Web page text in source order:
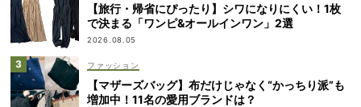
【旅行・帰省にぴったり】シワになりにくい！1枚
で決まる「ワンピ&オールインワン」2選
2026.08.05
ファッション
【マザーズバッグ】布だけじゃなく“かっちり派”も
増加中！11名の愛用ブランドは？